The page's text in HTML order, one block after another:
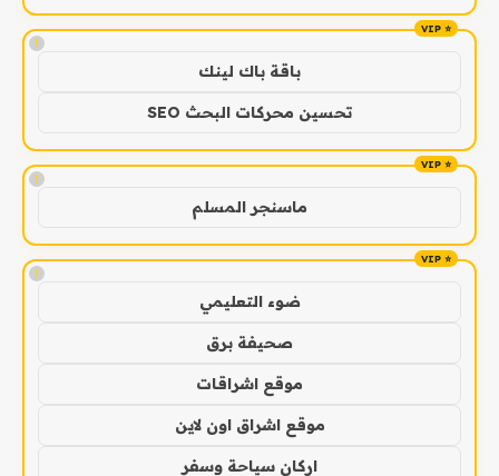
!
باقة باك لينك
تحسين محركات البحث SEO
!
ماسنجر المسلم
!
ضوء التعليمي
صحيفة برق
موقع اشراقات
موقع اشراق اون لاين
اركان سياحة وسفر